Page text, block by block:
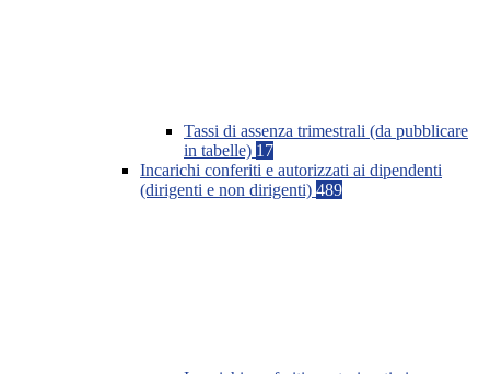
Tassi di assenza trimestrali (da pubblicare
in tabelle) 17
Incarichi conferiti e autorizzati ai dipendenti
(dirigenti e non dirigenti) 489